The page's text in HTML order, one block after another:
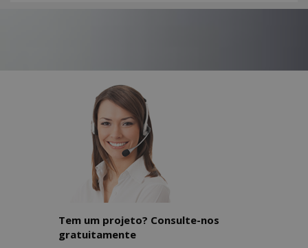
Tem um projeto? Consulte-nos
gratuitamente